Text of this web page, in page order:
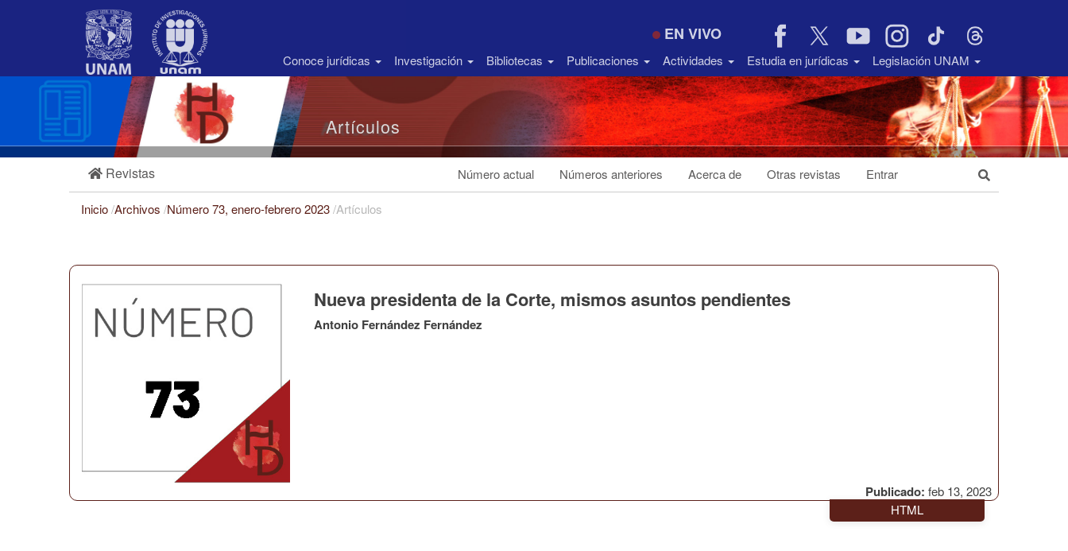
Barra
EN VIVO
Conoce jurídicas Investigación Bibliotecas Publicaciones Actividades Estudia en jurídicas Legislación UNAM
Artículos
Revistas Número actual Números anteriores Acerca de Otras revistas Entrar
Inicio/Archivos /Número 73, enero-febrero 2023/Artículos
Publicado: feb 13, 2023
Nueva presidenta de la Corte, mismos asuntos pendientes
Antonio Fernández Fernández
HTML